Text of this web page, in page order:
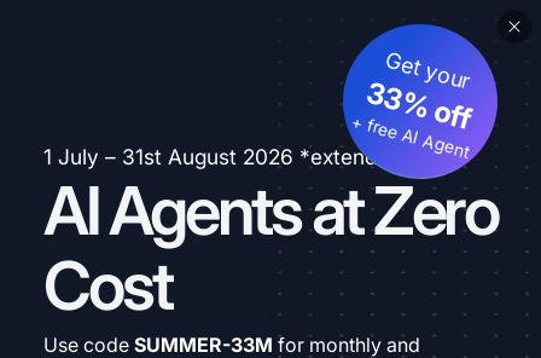
1 July – 31st August 2026 *extended
AI Agents at Zero
Cost
Get your
33% off
+ free AI Agent
Use code SUMMER-33M for monthly and